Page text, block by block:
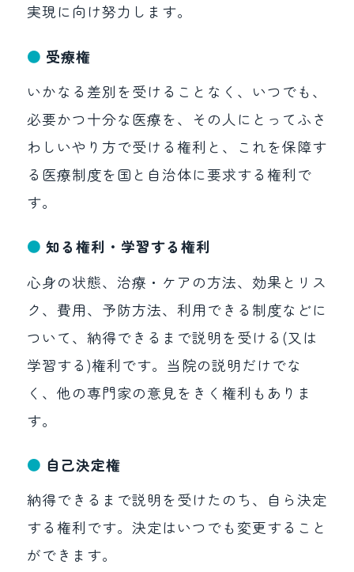
実現に向け努力します。
受療権
いかなる差別を受けることなく、いつでも、
必要かつ十分な医療を、その人にとってふさ
わしいやり方で受ける権利と、これを保障す
る医療制度を国と自治体に要求する権利で
す。
知る権利・学習する権利
心身の状態、治療・ケアの方法、効果とリス
ク、費用、予防方法、利用できる制度などに
ついて、納得できるまで説明を受ける(又は
学習する)権利です。当院の説明だけでな
く、他の専門家の意見をきく権利もありま
す。
自己決定権
納得できるまで説明を受けたのち、自ら決定
する権利です。決定はいつでも変更すること
ができます。